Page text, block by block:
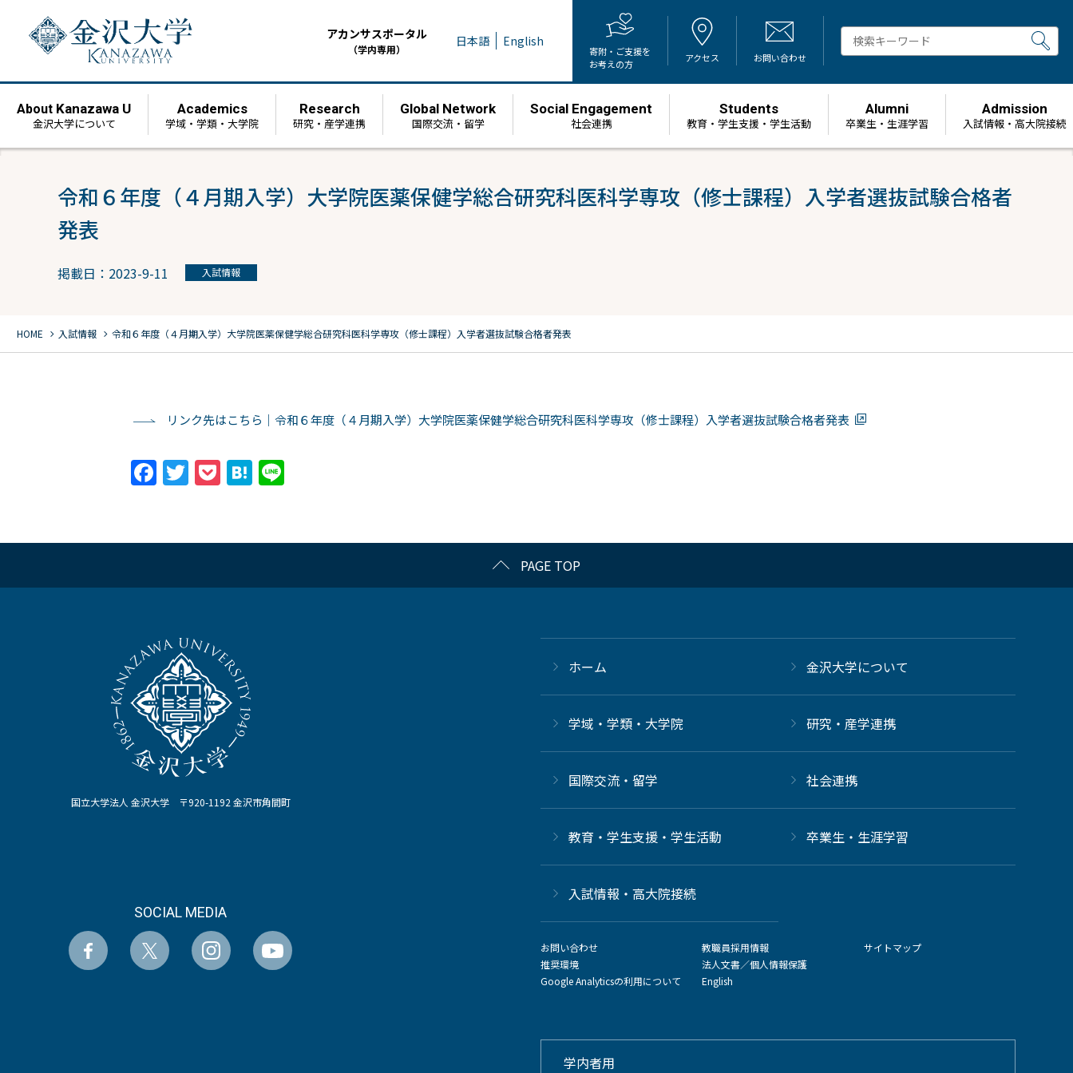
アカンサスポータル
（学内専用） 日本語 English
寄附・ご支援を
お考えの方
アクセス お問い合わせ
About Kanazawa U
金沢大学について
Academics
学域・学類・大学院
Research
研究・産学連携
Global Network
国際交流・留学
Social Engagement
社会連携
Students
教育・学生支援・学生活動
Alumni
卒業生・生涯学習
Admission
⼊試情報・高大院接続
令和６年度（４月期入学）大学院医薬保健学総合研究科医科学専攻（修士課程）入学者選抜試験合格者
発表
掲載日：2023-9-11 入試情報
HOME chevron_right 入試情報 chevron_right 令和６年度（４月期入学）大学院医薬保健学総合研究科医科学専攻（修士課程）入学者選抜試験合格者発表
リンク先はこちら｜令和６年度（４月期入学）大学院医薬保健学総合研究科医科学専攻（修士課程）入学者選抜試験合格者発表
Facebook
Twitter
PocketHatena
PAGE TOP
国立大学法人 金沢大学 〒920-1192 金沢市角間町
SOCIAL MEDIA
ホーム 金沢大学について
学域・学類・大学院 研究・産学連携
国際交流・留学 社会連携
教育・学生支援・学生活動 卒業生・生涯学習
⼊試情報・高大院接続
お問い合わせ
推奨環境
Google Analyticsの利用について
教職員採用情報
法人文書／個人情報保護
English
サイトマップ
学内者用